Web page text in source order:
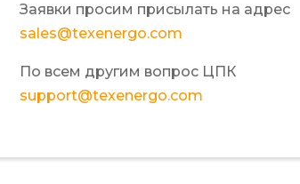
Заявки просим присылать на адрес
sales@texenergo.com
По всем другим вопрос ЦПК
support@texenergo.com